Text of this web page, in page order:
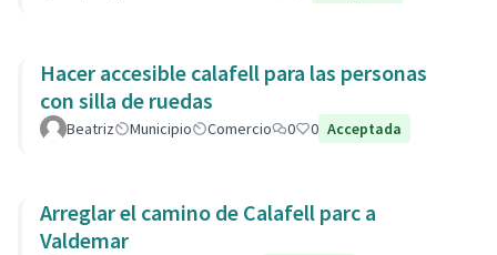
Hacer accesible calafell para las personas
con silla de ruedas
Beatriz Municipio Comercio 0 0 Acceptada
Arreglar el camino de Calafell parc a
Valdemar